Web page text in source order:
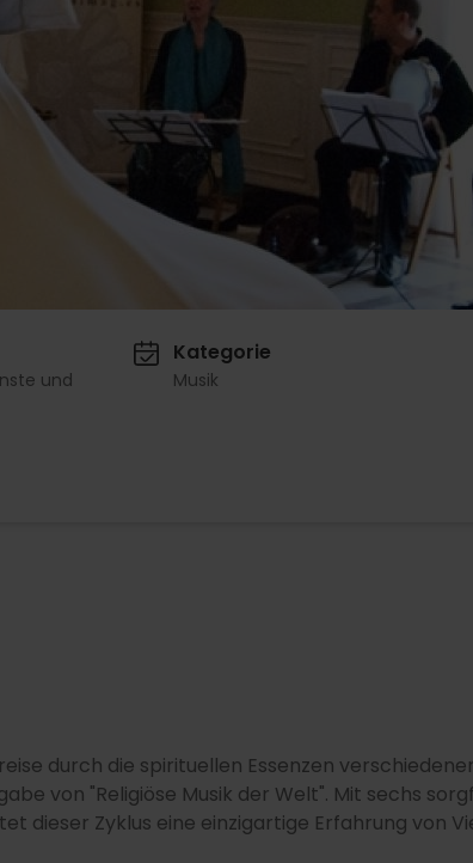
und
Kategorie
Musik
durch die spirituellen Essenzen
von "Religiöse Musik der Welt". Mit sechs
dieser Zyklus eine einzigartige Erfahrung von